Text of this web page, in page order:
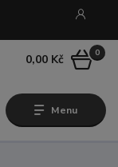
Menu
0
0,00 Kč